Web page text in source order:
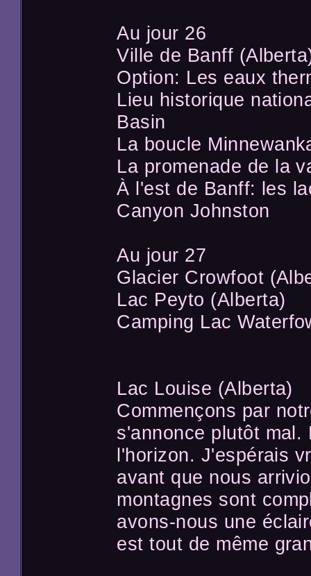
Au jour 26
Ville de Banff
Option: Les eaux
Lieu historique
Basin
La boucle
La promenade de la
À l'est de Banff: les
Canyon Johnston
Au jour 27
Glacier Crowfoot
Lac Peyto (Alberta)
Camping Lac
Lac Louise (Alberta)
Commençons par
s'annonce plutôt mal.
l'horizon. J'espérais
avant que nous
montagnes sont
avons-nous une
est tout de même